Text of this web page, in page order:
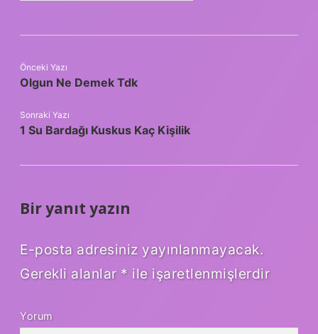
Önceki Yazı
Olgun Ne Demek Tdk
Sonraki Yazı
1 Su Bardağı Kuskus Kaç Kişilik
Bir yanıt yazın
E-posta adresiniz yayınlanmayacak.
Gerekli alanlar * ile işaretlenmişlerdir
Yorum